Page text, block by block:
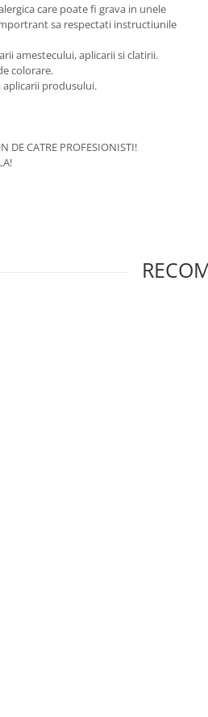
care poate fi grava in unele
sa respectati instructiunile
amestecului, aplicarii si clatirii.
colorare.
aplicarii produsului.
DE CATRE PROFESIONISTI!